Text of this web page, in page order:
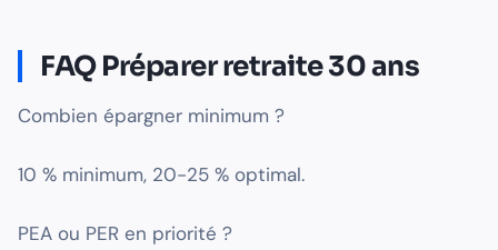
FAQ Préparer retraite 30 ans
Combien épargner minimum ?
10 % minimum, 20-25 % optimal.
PEA ou PER en priorité ?